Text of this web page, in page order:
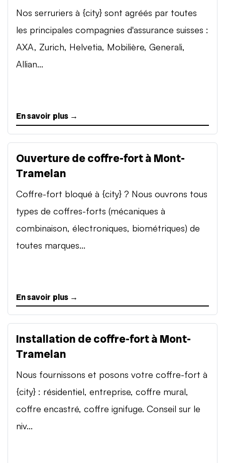
Nos serruriers à {city} sont agréés par toutes
les principales compagnies d'assurance suisses :
AXA, Zurich, Helvetia, Mobilière, Generali,
Allian...
En savoir plus →
Ouverture de coffre-fort à Mont-
Tramelan
Coffre-fort bloqué à {city} ? Nous ouvrons tous
types de coffres-forts (mécaniques à
combinaison, électroniques, biométriques) de
toutes marques...
En savoir plus →
Installation de coffre-fort à Mont-
Tramelan
Nous fournissons et posons votre coffre-fort à
{city} : résidentiel, entreprise, coffre mural,
coffre encastré, coffre ignifuge. Conseil sur le
niv...